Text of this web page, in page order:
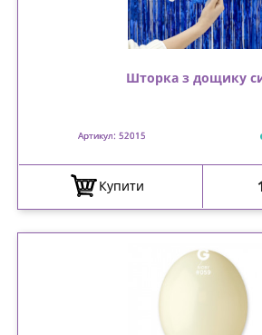
Шторка з дощику
Артикул: 52015
Купити